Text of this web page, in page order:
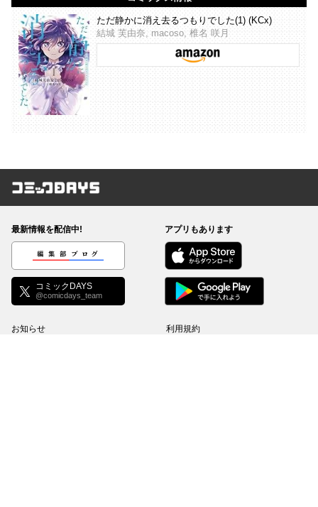
ただ静かに消え去るつもりでした(1) (KCx)
結城 芙由奈, macoso, 椎名 咲月
コミックDAYS
最新情報を配信中!
編集部ブログ
コミックDAYS
@comicdays_team
アプリもあります
お知らせ
利用規約